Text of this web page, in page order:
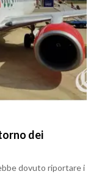
dei
dovuto riportare i